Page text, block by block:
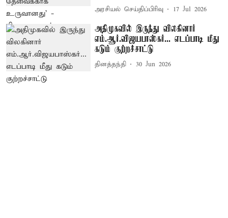
அரசியல் செய்திப்பிரிவு 17 Jul 2026
அதிமுகவில் இருந்து விலகினார்
எம்.ஆர்.விஜயபாஸ்கர்... எடப்பாடி மீது
கடும் குற்றச்சாட்டு
தினத்தந்தி 30 Jun 2026